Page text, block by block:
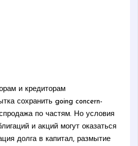
и кредиторам
сохранить going concern-
по частям. Но условия
и акций могут оказаться
долга в капитал, размытие